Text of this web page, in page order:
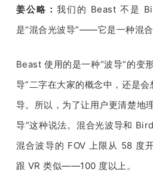
姜公略： 我们的 Beast 不是
是“混合光波导”——它是一种混合
Beast 使用的是一种“波导”的变
导”二字在大家的概念中，还是
导。所以，为了让用户更清楚地
导”这种说法。混合光波导和
混合波导的 FOV 上限从 58 度
跟 VR 类似——100 度以上。